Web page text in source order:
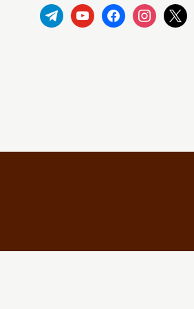
telegramyoutubefacebookinstagram
x